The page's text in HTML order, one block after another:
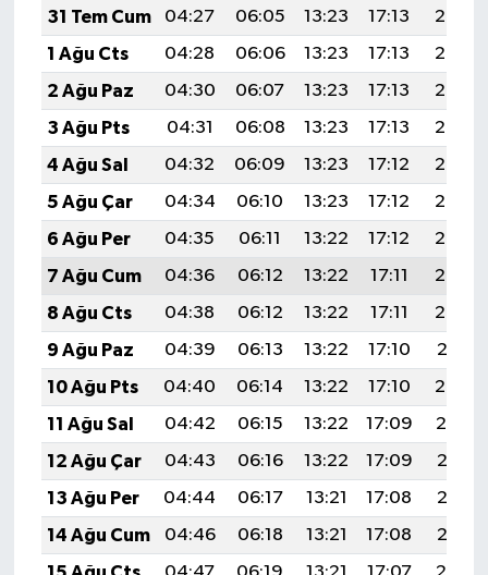
31 Tem Cum
04:27 06:05 13:23 17:13
20:30
1 Ağu Cts
04:28 06:06 13:23 17:13
20:29
2 Ağu Paz
04:30 06:07 13:23 17:13
20:28
3 Ağu Pts
04:31 06:08 13:23 17:13
20:27
4 Ağu Sal
04:32 06:09 13:23 17:12
20:26
5 Ağu Çar
04:34 06:10 13:23 17:12
20:25
6 Ağu Per
04:35 06:11 13:22 17:12
20:24
7 Ağu Cum
04:36 06:12 13:22 17:11
20:23
8 Ağu Cts
04:38 06:12 13:22 17:11
20:22
9 Ağu Paz
04:39 06:13 13:22 17:10
20:21
10 Ağu Pts
04:40 06:14 13:22 17:10
20:20
11 Ağu Sal
04:42 06:15 13:22 17:09
20:19
12 Ağu Çar
04:43 06:16 13:22 17:09
20:17
13 Ağu Per
04:44 06:17 13:21 17:08
20:16
14 Ağu Cum
04:46 06:18 13:21 17:08
20:15